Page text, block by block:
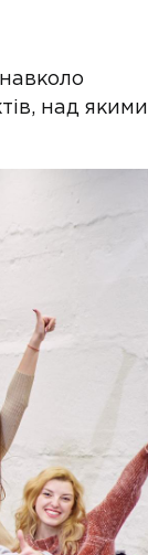
над якими